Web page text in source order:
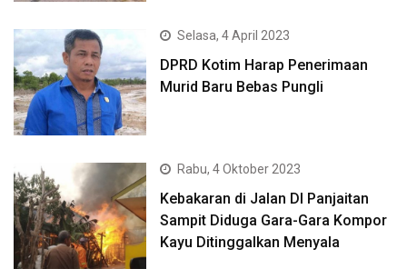
Selasa, 4 April 2023
DPRD Kotim Harap Penerimaan
Murid Baru Bebas Pungli
Rabu, 4 Oktober 2023
Kebakaran di Jalan DI Panjaitan
Sampit Diduga Gara-Gara Kompor
Kayu Ditinggalkan Menyala